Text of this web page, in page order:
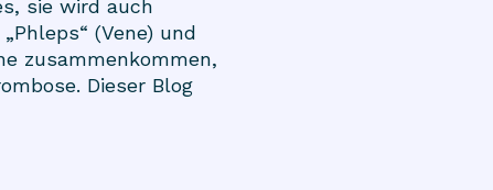
sie wird auch
(Vene) und
zusammenkommen,
Dieser Blog